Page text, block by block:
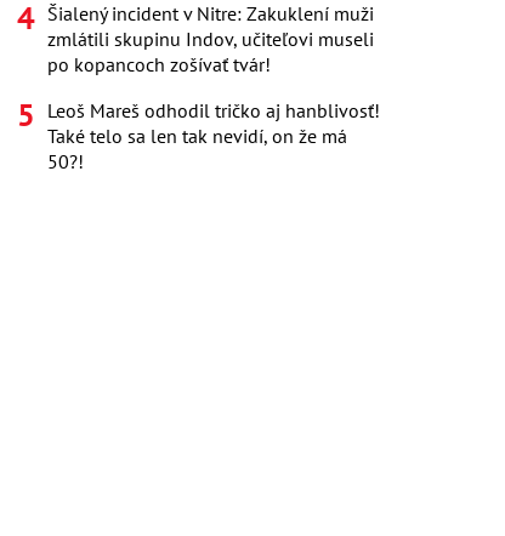
Šialený incident v Nitre: Zakuklení muži
zmlátili skupinu Indov, učiteľovi museli
po kopancoch zošívať tvár!
Leoš Mareš odhodil tričko aj hanblivosť!
Také telo sa len tak nevidí, on že má
50?!